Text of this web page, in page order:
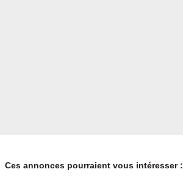
Ces annonces pourraient vous intéresser :